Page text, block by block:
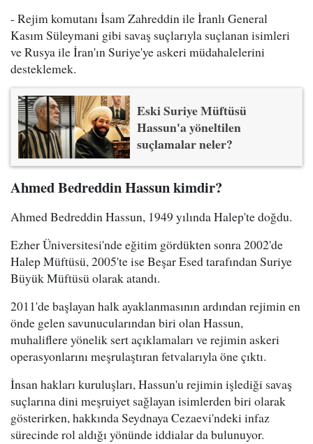
- Rejim komutanı İsam Zahreddin ile İranlı General
Kasım Süleymani gibi savaş suçlarıyla suçlanan isimleri
ve Rusya ile İran'ın Suriye'ye askeri müdahalelerini
desteklemek.
Eski Suriye Müftüsü
Hassun'a yöneltilen
suçlamalar neler?
Ahmed Bedreddin Hassun kimdir?
Ahmed Bedreddin Hassun, 1949 yılında Halep'te doğdu.
Ezher Üniversitesi'nde eğitim gördükten sonra 2002'de
Halep Müftüsü, 2005'te ise Beşar Esed tarafından Suriye
Büyük Müftüsü olarak atandı.
2011'de başlayan halk ayaklanmasının ardından rejimin en
önde gelen savunucularından biri olan Hassun,
muhaliflere yönelik sert açıklamaları ve rejimin askeri
operasyonlarını meşrulaştıran fetvalarıyla öne çıktı.
İnsan hakları kuruluşları, Hassun'u rejimin işlediği savaş
suçlarına dini meşruiyet sağlayan isimlerden biri olarak
gösterirken, hakkında Seydnaya Cezaevi'ndeki infaz
sürecinde rol aldığı yönünde iddialar da bulunuyor.